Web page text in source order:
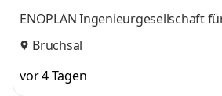
ENOPLAN Ingenieurgesellschaft
Energiedienstleistungen mbH
Bruchsal
vor 4 Tagen